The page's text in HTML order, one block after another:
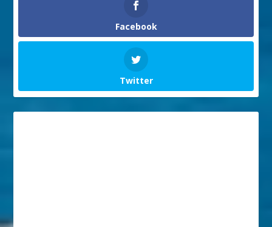
Facebook
Twitter